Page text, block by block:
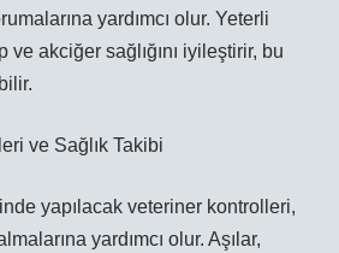
yardımcı olur. Yeterli
ve akciğer sağlığını iyileştirir, bu
ve Sağlık Takibi
yapılacak veteriner kontrolleri,
yardımcı olur. Aşılar,